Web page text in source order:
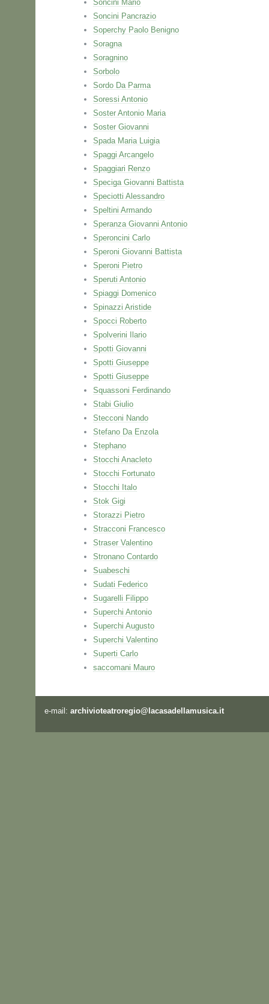
Soncini Mario
Soncini Pancrazio
Soperchy Paolo Benigno
Soragna
Soragnino
Sorbolo
Sordo Da Parma
Soressi Antonio
Soster Antonio Maria
Soster Giovanni
Spada Maria Luigia
Spaggi Arcangelo
Spaggiari Renzo
Speciga Giovanni Battista
Speciotti Alessandro
Speltini Armando
Speranza Giovanni Antonio
Speroncini Carlo
Speroni Giovanni Battista
Speroni Pietro
Speruti Antonio
Spiaggi Domenico
Spinazzi Aristide
Spocci Roberto
Spolverini Ilario
Spotti Giovanni
Spotti Giuseppe
Spotti Giuseppe
Squassoni Ferdinando
Stabi Giulio
Stecconi Nando
Stefano Da Enzola
Stephano
Stocchi Anacleto
Stocchi Fortunato
Stocchi Italo
Stok Gigi
Storazzi Pietro
Stracconi Francesco
Straser Valentino
Stronano Contardo
Suabeschi
Sudati Federico
Sugarelli Filippo
Superchi Antonio
Superchi Augusto
Superchi Valentino
Superti Carlo
saccomani Mauro
e-mail: archivioteatroregio@lacasadellamusica.it